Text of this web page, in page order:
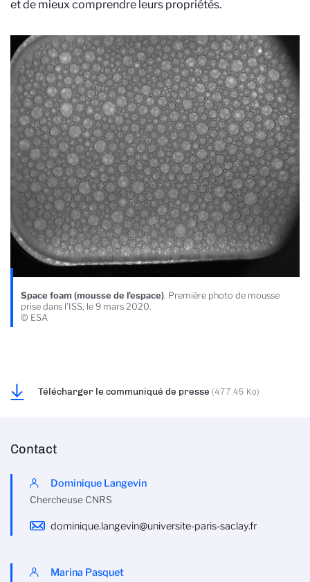
et de mieux comprendre leurs propriétés.
Space foam (mousse de l’espace). Première photo de mousse
prise dans l’ISS, le 9 mars 2020.
© ESA
Télécharger le communiqué de presse (477.45 Ko)
Contact
Dominique Langevin
Chercheuse CNRS
dominique.langevin@universite-paris-saclay.fr
Marina Pasquet